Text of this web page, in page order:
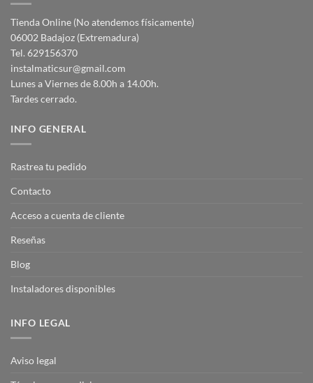
Tienda Online (No atendemos físicamente)
06002 Badajoz (Extremadura)
Tel. 629156370
instalmaticsur@gmail.com
Lunes a Viernes de 8.00h a 14.00h.
Tardes cerrado.
INFO GENERAL
Rastrea tu pedido
Contacto
Acceso a cuenta de cliente
Reseñas
Blog
Instaladores disponibles
INFO LEGAL
Aviso legal